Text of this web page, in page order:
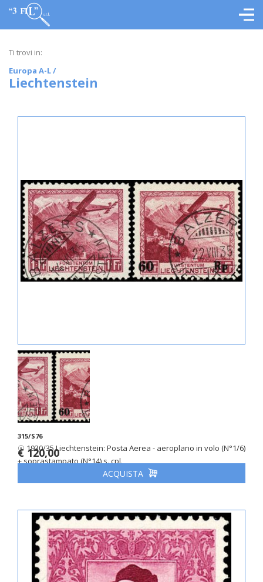
Ti trovi in:
Europa A-L/
Liechtenstein
315/S76
☉ 1930/35 Liechtenstein: Posta Aerea - aeroplano in volo (N°1/6)
+ soprastampato (N°14) s. cpl.
€ 120,00
ACQUISTA